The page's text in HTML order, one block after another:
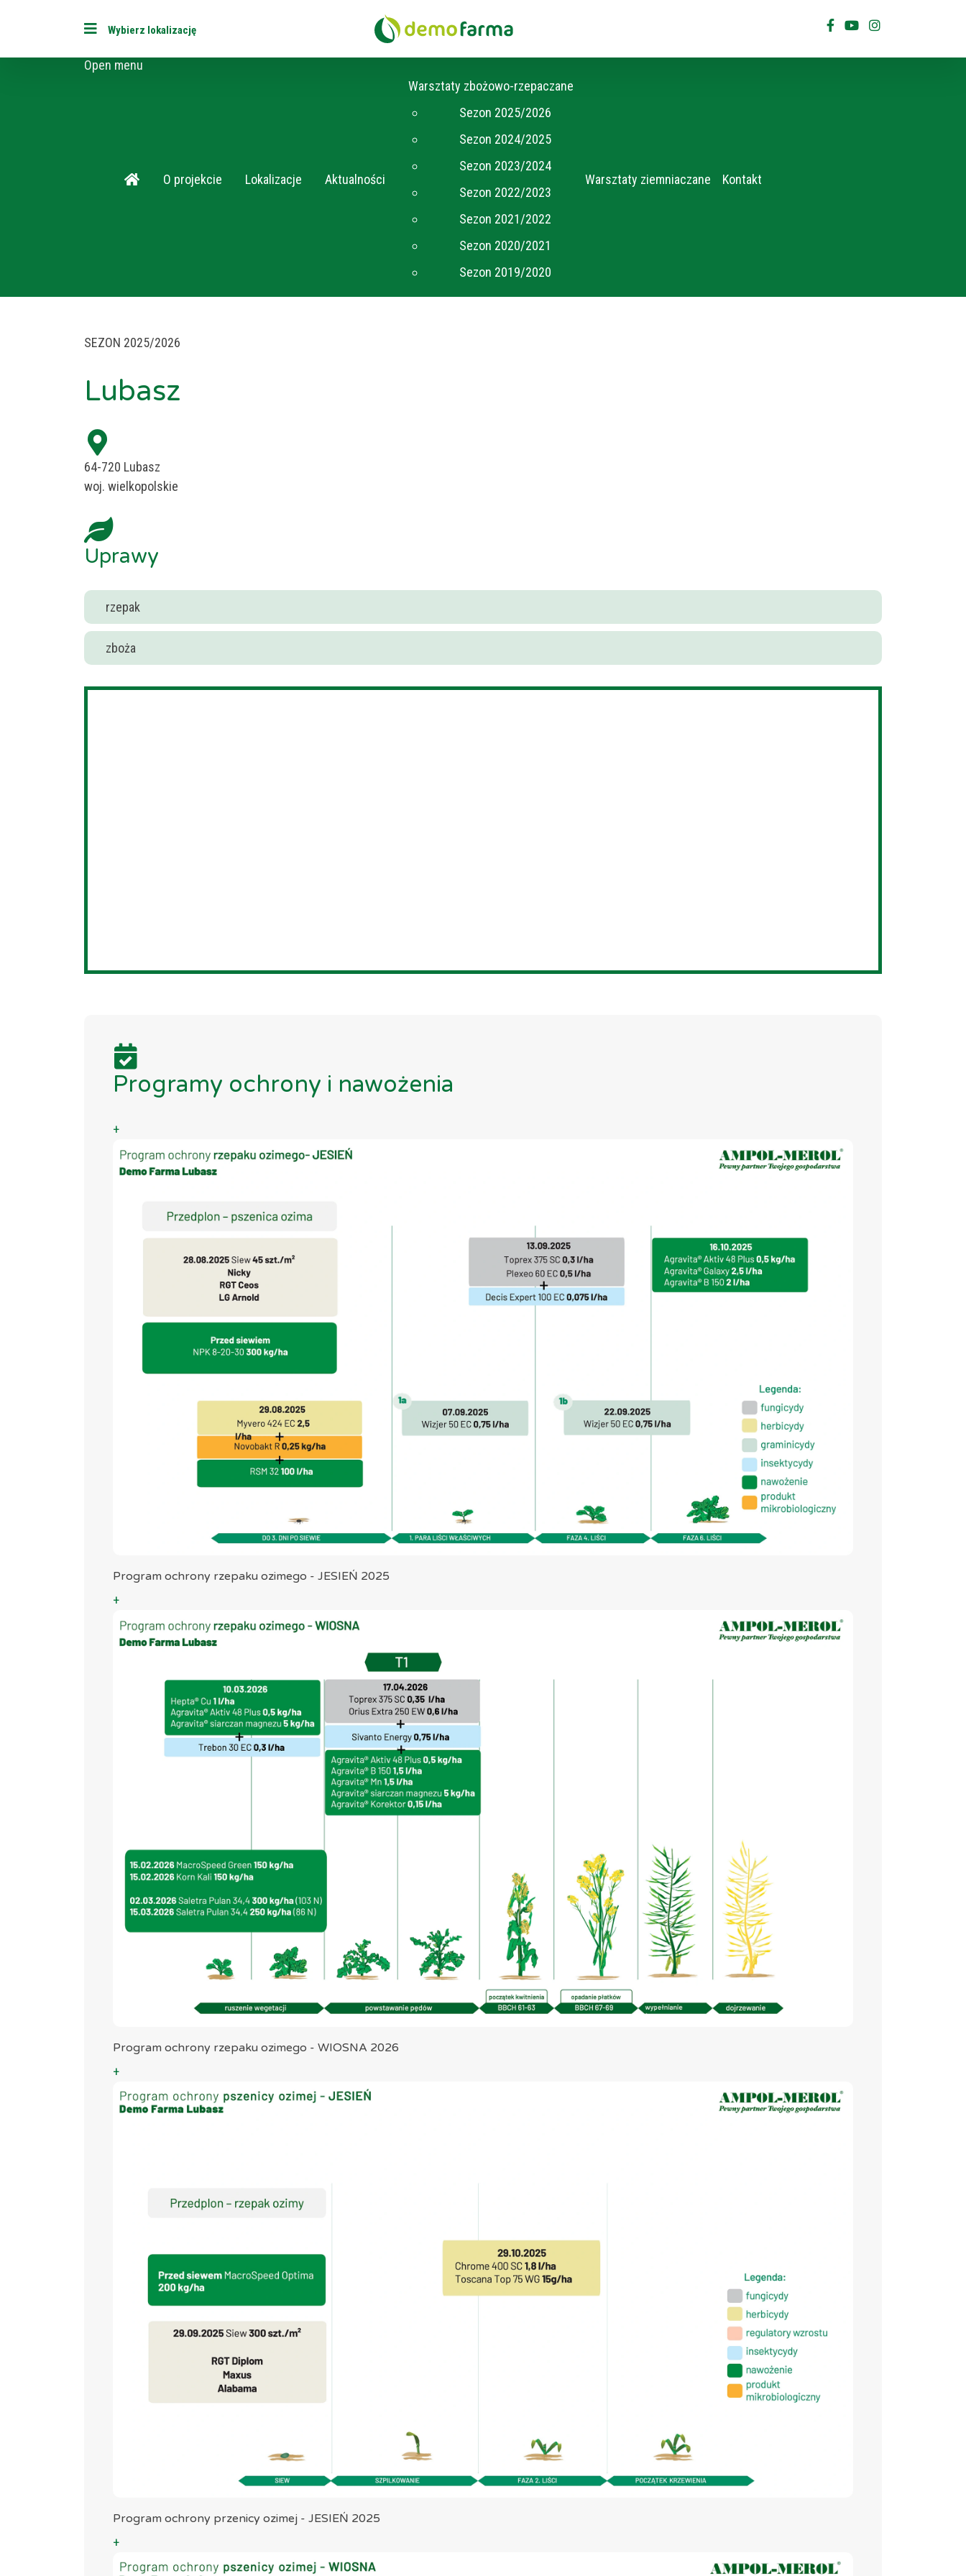
Open menu
O projekcie Lokalizacje Aktualności
Warsztaty zbożowo-rzepaczane
Sezon 2025/2026
Sezon 2024/2025
Sezon 2023/2024
Sezon 2022/2023
Sezon 2021/2022
Sezon 2020/2021
Sezon 2019/2020
Warsztaty ziemniaczane Kontakt
SEZON 2025/2026
Lubasz
64-720 Lubasz
woj. wielkopolskie
Uprawy
rzepak
zboża
Programy ochrony i nawożenia
+
Program ochrony rzepaku ozimego - JESIEŃ 2025
+
Program ochrony rzepaku ozimego - WIOSNA 2026
+
Program ochrony przenicy ozimej - JESIEŃ 2025
+